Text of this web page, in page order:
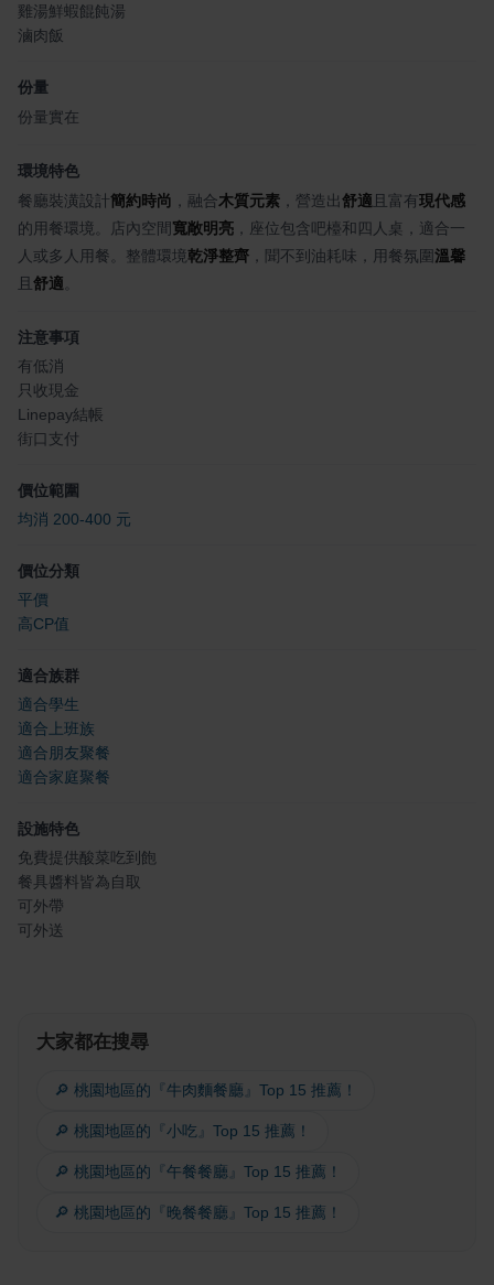
雞湯鮮蝦餛飩湯
滷肉飯
份量
份量實在
環境特色
餐廳裝潢設計簡約時尚 ，融合木質元素 ，營造出舒適 且富有現代感
的用餐環境。店內空間寬敞明亮 ，座位包含吧檯和四人桌，適合一
人或多人用餐。整體環境乾淨整齊 ，聞不到油耗味，用餐氛圍溫馨
且舒適
注意事項
有低消
只收現金
Linepay結帳
街口支付
價位範圍
均消 200-400 元
價位分類
平價
高CP值
適合族群
適合學生
適合上班族
適合朋友聚餐
適合家庭聚餐
設施特色
免費提供酸菜吃到飽
餐具醬料皆為自取
可外帶
可外送
大家都在搜尋
🔎 桃園地區的『牛肉麵餐廳』Top 15 推薦！
🔎 桃園地區的『小吃』Top 15 推薦！
🔎 桃園地區的『午餐餐廳』Top 15 推薦！
🔎 桃園地區的『晚餐餐廳』Top 15 推薦！